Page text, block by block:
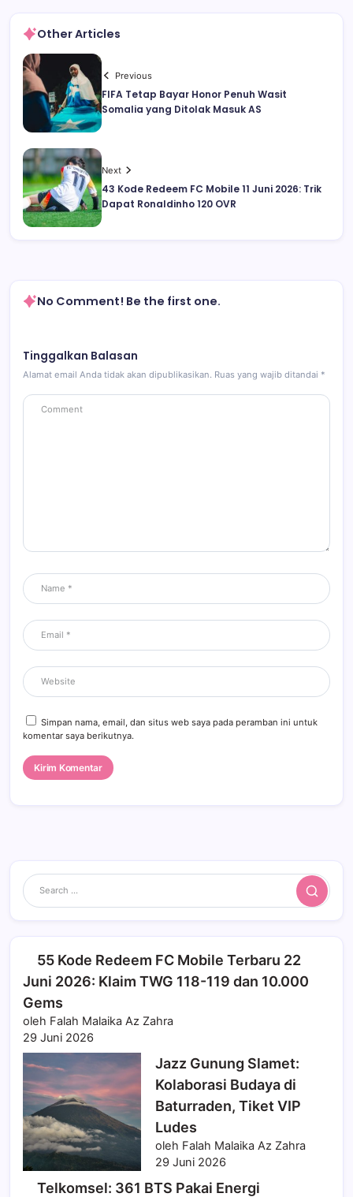
Other Articles
Previous
FIFA Tetap Bayar Honor Penuh Wasit
Somalia yang Ditolak Masuk AS
Next
43 Kode Redeem FC Mobile 11 Juni 2026: Trik
Dapat Ronaldinho 120 OVR
No Comment! Be the first one.
Tinggalkan Balasan
Alamat email Anda tidak akan dipublikasikan. Ruas yang wajib ditandai *
Simpan nama, email, dan situs web saya pada peramban ini untuk
komentar saya berikutnya.
Search
55 Kode Redeem FC Mobile Terbaru 22
Juni 2026: Klaim TWG 118-119 dan 10.000
Gems
oleh Falah Malaika Az Zahra
29 Juni 2026
Jazz Gunung Slamet:
Kolaborasi Budaya di
Baturraden, Tiket VIP
Ludes
oleh Falah Malaika Az Zahra
29 Juni 2026
Telkomsel: 361 BTS Pakai Energi